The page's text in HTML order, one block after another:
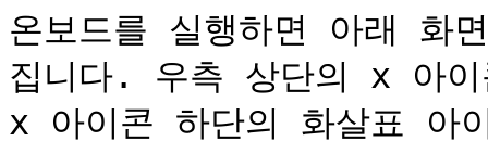
온보드를 실행하면 아래 화
집니다. 우측 상단의 x 아이
x 아이콘 하단의 화살표 아